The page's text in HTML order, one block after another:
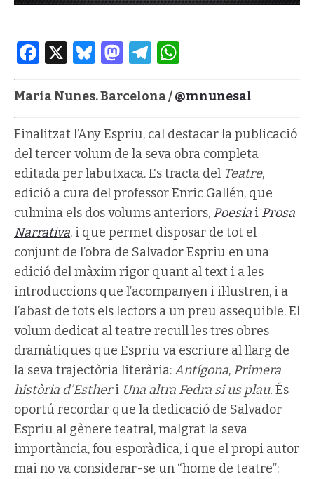
Facebook
X Bluesky
Mastodon
Telegram
Maria Nunes. Barcelona /@mnunesal
Finalitzat l’Any Espriu, cal destacar la publicació
del tercer volum de la seva obra completa
editada per labutxaca. Es tracta del Teatre,
edició a cura del professor Enric Gallén, que
culmina els dos volums anteriors, Poesia i Prosa
Narrativa, i que permet disposar de tot el
conjunt de l’obra de Salvador Espriu en una
edició del màxim rigor quant al text i a les
introduccions que l’acompanyen i il·lustren, i a
l’abast de tots els lectors a un preu assequible. El
volum dedicat al teatre recull les tres obres
dramàtiques que Espriu va escriure al llarg de
la seva trajectòria literària:Antígona, Primera
història d’Estheri Una altra Fedra si us plau. És
oportú recordar que la dedicació de Salvador
Espriu al gènere teatral, malgrat la seva
importància, fou esporàdica, i que el propi autor
mai no va considerar-se un “home de teatre”: